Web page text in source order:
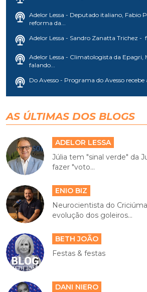
Adelor Lessa - Deputado italiano, Fabio
reforma da...
Adelor Lessa - Sandro Zanatta Trichez -
Adelor Lessa - Climatologista da Epagri,
falando...
Do Avesso - Programa do Avesso recebe
AS ÚLTIMAS DOS BLOGS
ADELOR LESSA
Júlia tem "sinal verde" da
fazer "voto...
ENIO BIZ
Neurocientista do
evolução dos goleiros...
BETH JOÃO
Festas & festas
DANI NIERO